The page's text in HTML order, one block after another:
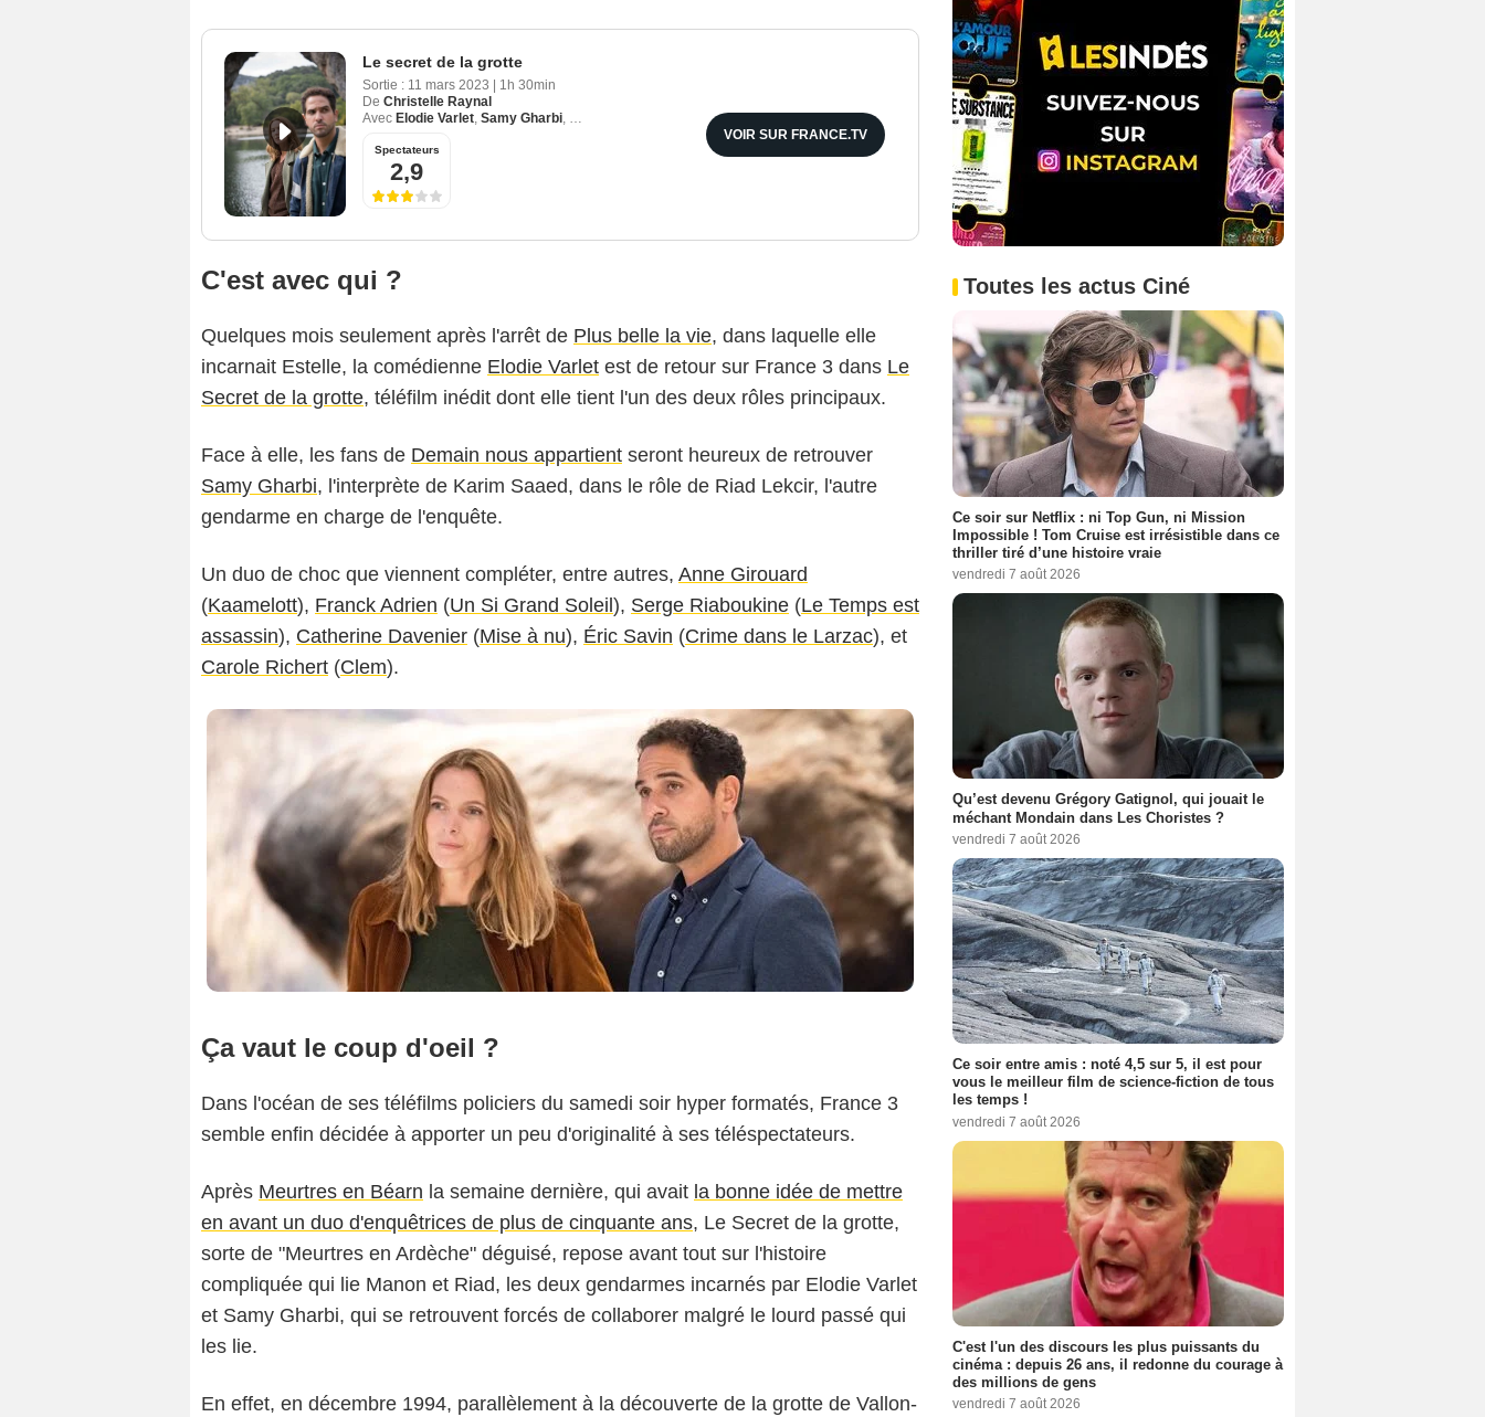
Le secret de la grotte
Sortie : 11 mars 2023
1h 30min
De Christelle Raynal
Avec Elodie Varlet, Samy Gharbi, Anne Girouard
Spectateurs
2,9
VOIR SUR FRANCE.TV
C'est avec qui ?
Quelques mois seulement après l'arrêt de Plus belle la vie, dans laquelle elle
incarnait Estelle, la comédienne Elodie Varlet est de retour sur France 3 dans Le
Secret de la grotte, téléfilm inédit dont elle tient l'un des deux rôles principaux.
Face à elle, les fans de Demain nous appartient seront heureux de retrouver
Samy Gharbi, l'interprète de Karim Saaed, dans le rôle de Riad Lekcir, l'autre
gendarme en charge de l'enquête.
Un duo de choc que viennent compléter, entre autres, Anne Girouard
(Kaamelott), Franck Adrien (Un Si Grand Soleil ), Serge Riaboukine (Le Temps est
assassin), Catherine Davenier (Mise à nu), Éric Savin (Crime dans le Larzac), et
Carole Richert (Clem).
Ça vaut le coup d'oeil ?
Dans l'océan de ses téléfilms policiers du samedi soir hyper formatés, France 3
semble enfin décidée à apporter un peu d'originalité à ses téléspectateurs.
Après Meurtres en Béarn la semaine dernière, qui avait la bonne idée de mettre
en avant un duo d'enquêtrices de plus de cinquante ans, Le Secret de la grotte,
sorte de "Meurtres en Ardèche" déguisé, repose avant tout sur l'histoire
compliquée qui lie Manon et Riad, les deux gendarmes incarnés par Elodie Varlet
et Samy Gharbi, qui se retrouvent forcés de collaborer malgré le lourd passé qui
les lie.
En effet, en décembre 1994, parallèlement à la découverte de la grotte de Vallon-
Fabien MALOT - FTV - ADRENALINE
Toutes les actus Ciné
Ce soir sur Netflix : ni Top Gun, ni Mission
Impossible ! Tom Cruise est irrésistible dans ce
thriller tiré d’une histoire vraie
vendredi 7 août 2026
Qu’est devenu Grégory Gatignol, qui jouait le
méchant Mondain dans Les Choristes ?
vendredi 7 août 2026
Ce soir entre amis : noté 4,5 sur 5, il est pour
vous le meilleur film de science-fiction de tous
les temps !
vendredi 7 août 2026
C'est l'un des discours les plus puissants du
cinéma : depuis 26 ans, il redonne du courage à
des millions de gens
vendredi 7 août 2026